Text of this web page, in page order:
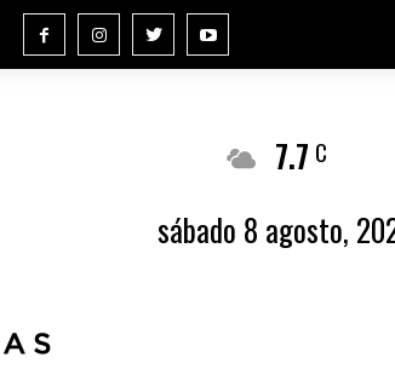
7.7 C
sábado 8 agosto,